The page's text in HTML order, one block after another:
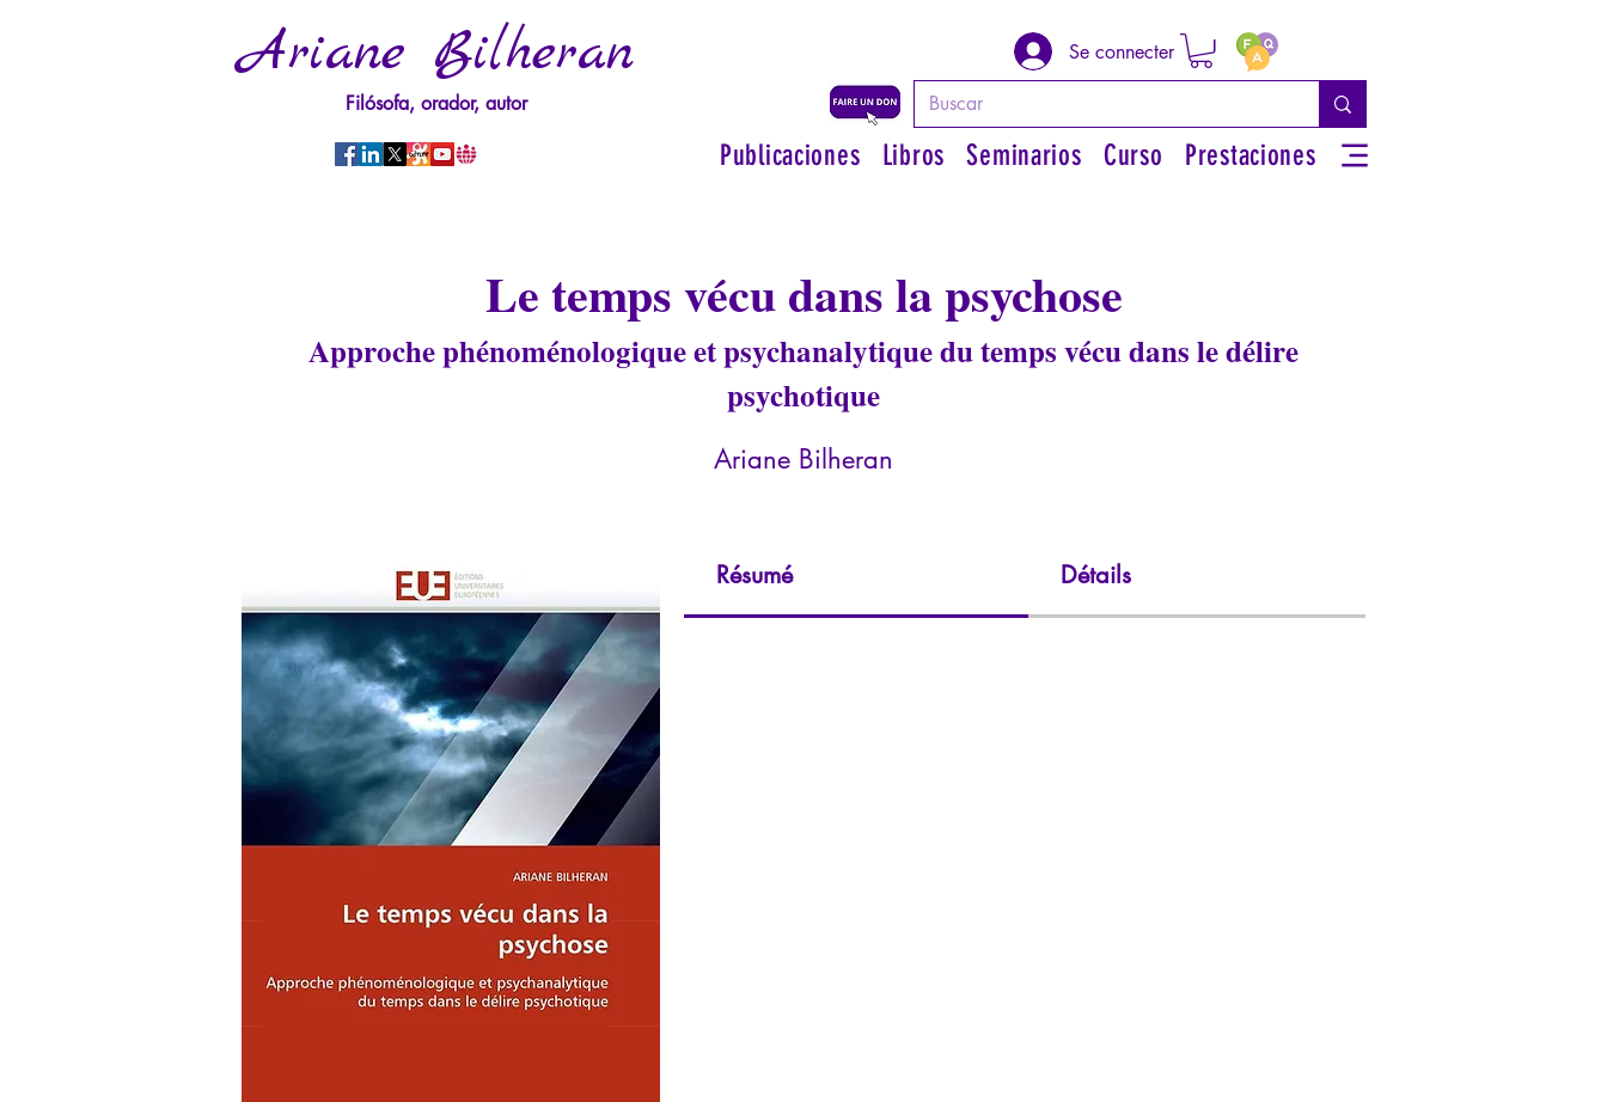
Ariane Bilheran
Filósofa, orador, autor
Se connecter
Publicaciones Libros Seminarios Curso Prestaciones
Le temps vécu dans la psychose
Approche phénoménologique et psychanalytique du temps vécu dans le délire
psychotique
Ariane Bilheran
Résumé Détails